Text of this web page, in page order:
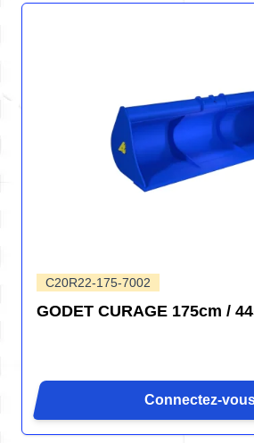
C20R22-175-7002
GODET CURAGE 175cm /
Connectez-